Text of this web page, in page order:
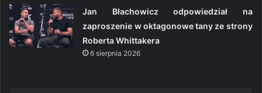
Jan Błachowicz odpowiedział na
zaproszenie w oktagonowe tany ze strony
Roberta Whittakera
6 sierpnia 2026